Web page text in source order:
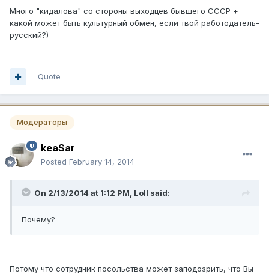
Много "кидалова" со стороны выходцев бывшего СССР +
какой может быть культурный обмен, если твой работодатель-
русский?)
Quote
Модераторы
keaSar
Posted February 14, 2014
On 2/13/2014 at 1:12 PM, Loll said:
Почему?
Потому что сотрудник посольства может заподозрить, что Вы